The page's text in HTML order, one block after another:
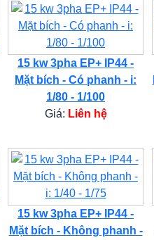
15 kw 3pha EP+ IP44 -
Mặt bích - Có phanh - i:
1/80 - 1/100
Giá: Liên hệ
15 kw 3pha EP+ IP44 -
Mặt bích - Không phanh -